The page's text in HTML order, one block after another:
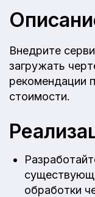
Внедрите
загружать
рекомендации
стоимости.
обработки